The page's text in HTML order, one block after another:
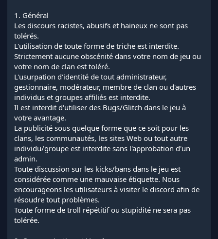
1. Général
Les discours racistes, abusifs et haineux ne sont pas
tolérés.
L'utilisation de toute forme de triche est interdite.
Strictement aucune obscénité dans votre nom de jeu ou
votre nom de clan est toléré.
L'usurpation d'identité de tout administrateur,
gestionnaire, modérateur, membre de clan ou d'autres
individus et groupes affiliés est interdite.
Il est interdit d'utiliser des Bugs/Glitch dans le jeu à
votre avantage.
La publicité sous quelque forme que ce soit pour les
clans, les communautés, les sites Web ou tout autre
individu/groupe est interdite sans l'approbation d'un
admin.
Toute discussion sur les kicks/bans dans le jeu est
considérée comme une mauvaise étiquette. Nous
encourageons les utilisateurs à visiter le discord afin de
résoudre tout problèmes.
Toute forme de troll répétitif ou stupidité ne sera pas
tolérée.